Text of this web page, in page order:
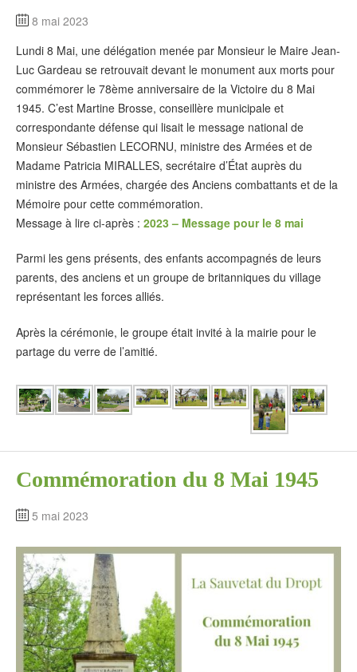
8 mai 2023
Lundi 8 Mai, une délégation menée par Monsieur le Maire Jean-
Luc Gardeau se retrouvait devant le monument aux morts pour
commémorer le 78ème anniversaire de la Victoire du 8 Mai
1945. C’est Martine Brosse, conseillère municipale et
correspondante défense qui lisait le message national de
Monsieur Sébastien LECORNU, ministre des Armées et de
Madame Patricia MIRALLES, secrétaire d’État auprès du
ministre des Armées, chargée des Anciens combattants et de la
Mémoire pour cette commémoration.
Message à lire ci-après : 2023 – Message pour le 8 mai
Parmi les gens présents, des enfants accompagnés de leurs
parents, des anciens et un groupe de britanniques du village
représentant les forces alliés.
Après la cérémonie, le groupe était invité à la mairie pour le
partage du verre de l’amitié.
Commémoration du 8 Mai 1945
5 mai 2023